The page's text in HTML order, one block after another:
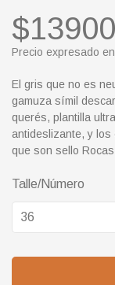
Precio expresado
El gris que no es
gamuza símil
querés, plantilla
antideslizante, y los
que son sello
Talle/Número